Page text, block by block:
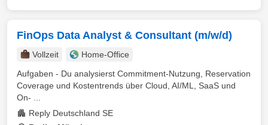
FinOps Data Analyst & Consultant (m/w/d)
Vollzeit
Home-Office
Aufgaben - Du analysierst Commitment-Nutzung, Reservation
Coverage und Kostentrends über Cloud, AI/ML, SaaS und
On- ...
Reply Deutschland SE